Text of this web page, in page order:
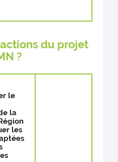
du projet
?
le
la
les